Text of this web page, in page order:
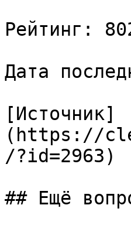
Рейтинг:
Дата
[Источник]
(https://
/?id=2963)
## Ещё